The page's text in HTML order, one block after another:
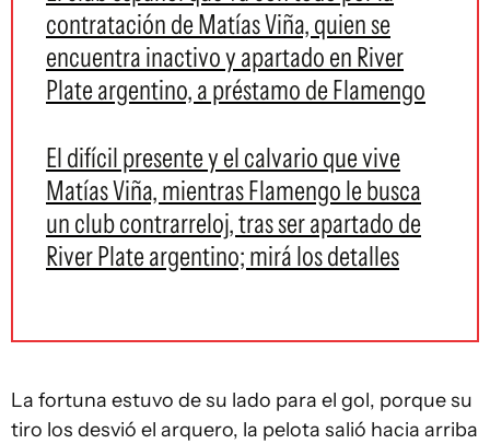
contratación de Matías Viña, quien se
encuentra inactivo y apartado en River
Plate argentino, a préstamo de Flamengo
El difícil presente y el calvario que vive
Matías Viña, mientras Flamengo le busca
un club contrarreloj, tras ser apartado de
River Plate argentino; mirá los detalles
La fortuna estuvo de su lado para el gol, porque su
tiro los desvió el arquero, la pelota salió hacia arriba